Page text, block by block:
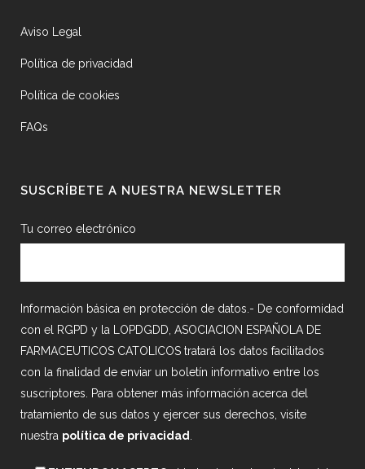
Aviso Legal
Política de privacidad
Política de cookies
FAQs
SUSCRÍBETE A NUESTRA NEWSLETTER
Tu correo electrónico
Información básica en protección de datos.- De conformidad
con el RGPD y la LOPDGDD, ASOCIACION ESPAÑOLA DE
FARMACEUTICOS CATOLICOS tratará los datos facilitados
con la finalidad de enviar un boletín informativo entre los
suscriptores. Para obtener más información acerca del
tratamiento de sus datos y ejercer sus derechos, visite
nuestra política de privacidad